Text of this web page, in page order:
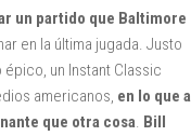
un partido que Baltimore
en la última jugada. Justo
un Instant Classic
americanos, en lo que a
que otra cosa. Bill